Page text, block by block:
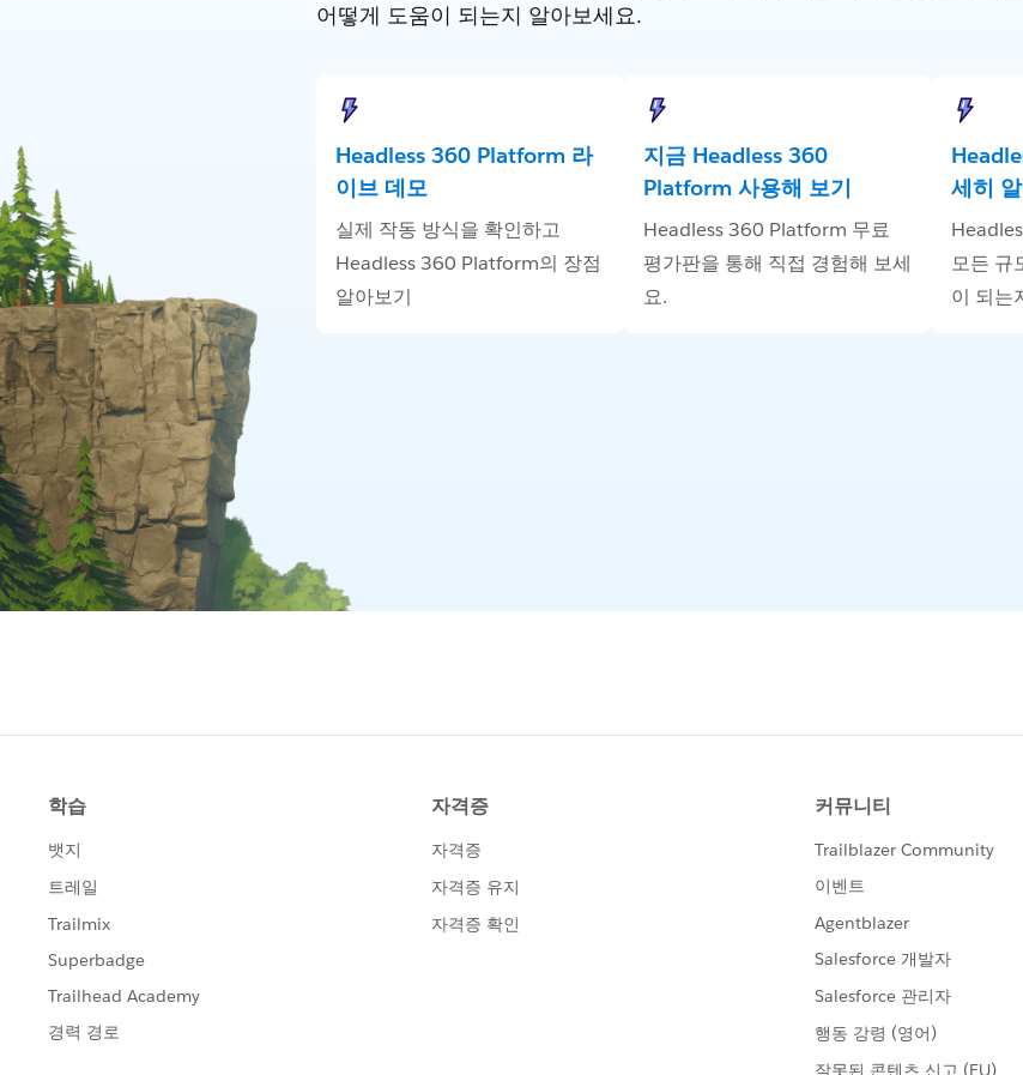
어떻게 도움이 되는지 알아보세요.
Headless 360 Platform 라
이브 데모
실제 작동 방식을 확인하고
Headless 360 Platform의 장점
알아보기
지금 Headless 360
Platform 사용해 보기
Headless 360 Platform 무료
평가판을 통해 직접 경험해 보세
요.
세히
모든 규
이 되는